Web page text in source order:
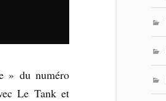
» du numéro
Le Tank et